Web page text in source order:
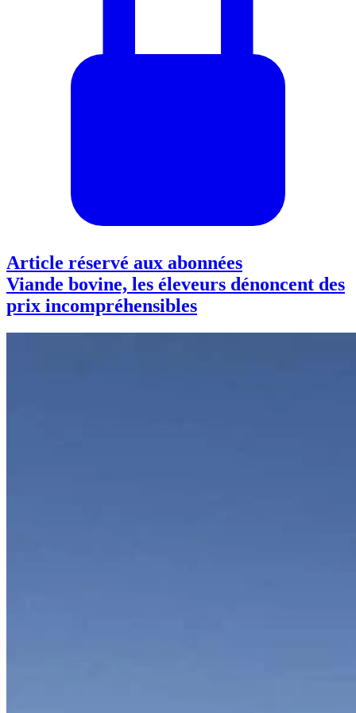
Article réservé aux abonnées
Viande bovine, les éleveurs dénoncent des
prix incompréhensibles